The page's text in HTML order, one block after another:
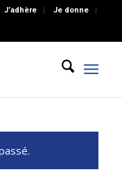
J’adhère Je donne